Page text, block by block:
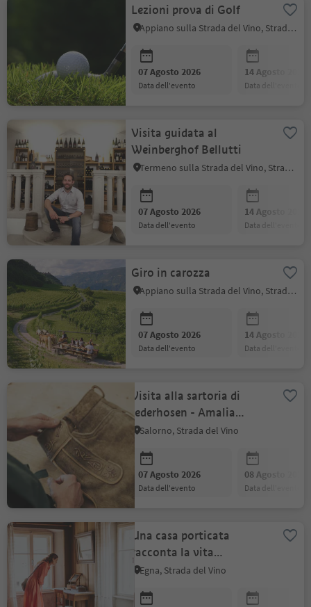
Lezioni prova di Golf
Appiano sulla Strada del Vino, Strada del Vino
07 Agosto 2026
data dell'evento
14 Agosto 2026
data dell'evento
Visita guidata al
Weinberghof Bellutti
Termeno sulla Strada del Vino, Strada del Vino
07 Agosto 2026
data dell'evento
14 Agosto 2026
data dell'evento
Giro in carozza
Appiano sulla Strada del Vino, Strada del Vino
07 Agosto 2026
data dell'evento
14 Agosto 2026
data dell'evento
Visita alla sartoria di
lederhosen - Amalia
Pernter 1896
Salorno, Strada del Vino
07 Agosto 2026
data dell'evento
08 Agosto 2026
data dell'evento
Una casa porticata
racconta la vita
quotidiana di un tempo
Egna, Strada del Vino